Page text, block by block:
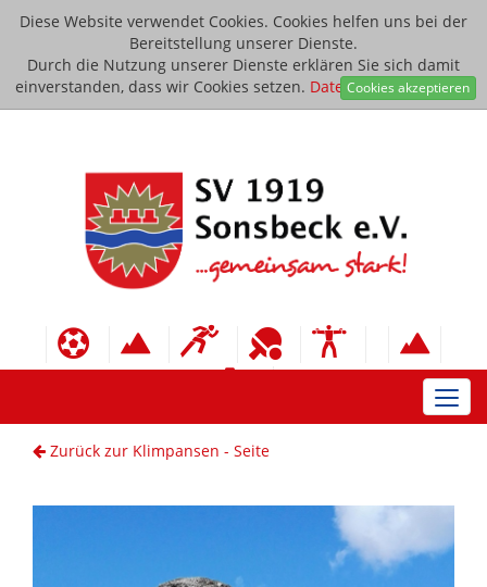
Diese Website verwendet Cookies. Cookies helfen uns bei der
Bereitstellung unserer Dienste.
Durch die Nutzung unserer Dienste erklären Sie sich damit
einverstanden, dass wir Cookies setzen. Datenschutzerklärung
Cookies akzeptieren
Zurück zur Klimpansen - Seite